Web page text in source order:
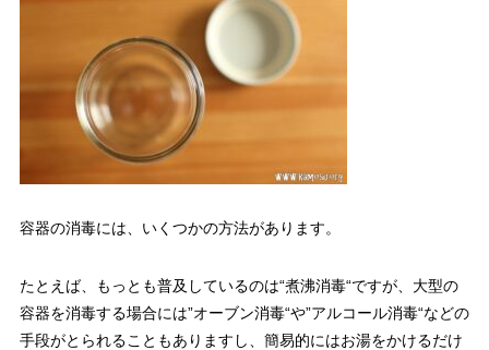
容器の消毒には、いくつかの方法があります。
たとえば、もっとも普及しているのは“煮沸消毒“ですが、大型の
容器を消毒する場合には”オーブン消毒“や”アルコール消毒“などの
手段がとられることもありますし、簡易的にはお湯をかけるだけ